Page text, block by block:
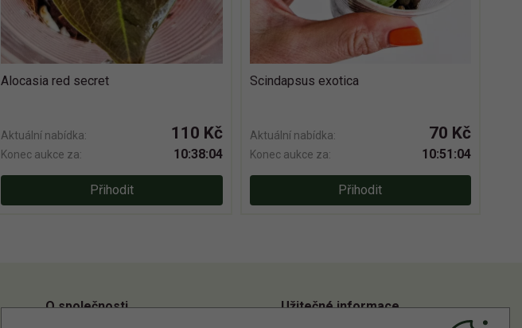
Alocasia red secret
Aktuální nabídka: 110 Kč
Konec aukce za: 10:38:03
Přihodit
Scindapsus exotica
Aktuální nabídka: 70 Kč
Konec aukce za: 10:51:03
Přihodit
O společnosti Užitečné informace